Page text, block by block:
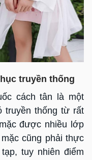
truyền thống
cách tân là một
truyền thống từ rất
được nhiều lớp
cũng phải thực
tuy nhiên điểm